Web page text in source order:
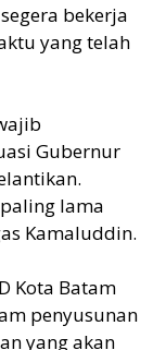
bekerja
yang telah
Gubernur
lama
Kamaluddin.
Kota Batam
penyusunan
yang akan